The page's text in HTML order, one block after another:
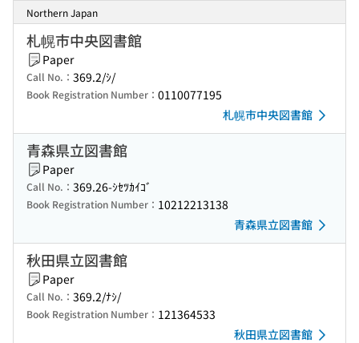
Northern Japan
札幌市中央図書館
Paper
Call No.： 369.2/ｼ/
Book Registration Number： 0110077195
札幌市中央図書館
青森県立図書館
Paper
Call No.： 369.26-ｼｾﾂｶｲｺﾞ
Book Registration Number： 10212213138
青森県立図書館
秋田県立図書館
Paper
Call No.： 369.2/ﾅｼ/
Book Registration Number： 121364533
秋田県立図書館